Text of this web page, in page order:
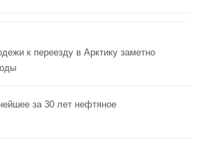
к переезду в Арктику заметно
за 30 лет нефтяное